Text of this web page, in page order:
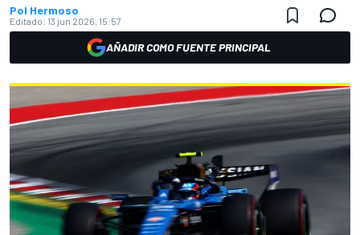
Pol Hermoso
Editado: 13 jun 2026, 15:57
AÑADIR COMO FUENTE PRINCIPAL